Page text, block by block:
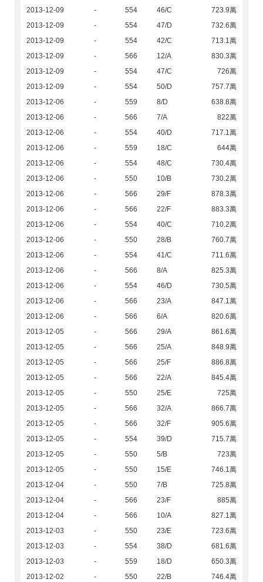
2013-12-09
- 554 46/C
723.9萬
2013-12-09
- 554 47/D
732.6萬
2013-12-09
- 554 42/C
713.1萬
2013-12-09
- 566 12/A
830.3萬
2013-12-09
- 554 47/C
726萬
2013-12-09
- 554 50/D
757.7萬
2013-12-06
- 559 8/D
638.8萬
2013-12-06
- 566 7/A
822萬
2013-12-06
- 554 40/D
717.1萬
2013-12-06
- 559 18/C
644萬
2013-12-06
- 554 48/C
730.4萬
2013-12-06
- 550 10/B
730.2萬
2013-12-06
- 566 29/F
878.3萬
2013-12-06
- 566 22/F
883.3萬
2013-12-06
- 554 40/C
710.2萬
2013-12-06
- 550 28/B
760.7萬
2013-12-06
- 554 41/C
711.6萬
2013-12-06
- 566 8/A
825.3萬
2013-12-06
- 554 46/D
730.5萬
2013-12-06
- 566 23/A
847.1萬
2013-12-06
- 566 6/A
820.6萬
2013-12-05
- 566 29/A
861.6萬
2013-12-05
- 566 25/A
848.9萬
2013-12-05
- 566 25/F
886.8萬
2013-12-05
- 566 22/A
845.4萬
2013-12-05
- 550 25/E
725萬
2013-12-05
- 566 32/A
866.7萬
2013-12-05
- 566 32/F
905.6萬
2013-12-05
- 554 39/D
715.7萬
2013-12-05
- 550 5/B
723萬
2013-12-05
- 550 15/E
746.1萬
2013-12-04
- 550 7/B
725.8萬
2013-12-04
- 566 23/F
885萬
2013-12-04
- 566 10/A
827.1萬
2013-12-03
- 550 23/E
723.6萬
2013-12-03
- 554 38/D
681.6萬
2013-12-03
- 559 18/D
650.3萬
2013-12-02
- 550 22/B
746.4萬